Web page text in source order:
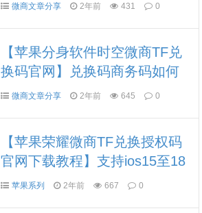
微商文章分享 2年前 431 0
【苹果分身软件时空微商TF兑
换码官网】兑换码商务码如何
获取
微商文章分享 2年前 645 0
【苹果荣耀微商TF兑换授权码
官网下载教程】支持ios15至18
系统
苹果系列 2年前 667 0